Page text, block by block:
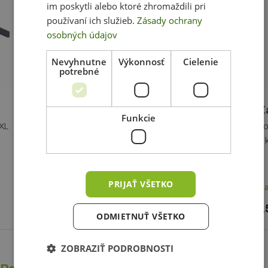
Záťažový kruh na vodu, 12 l
lepšiu stabilitu vlajky, je vhodný predovšetkým
pre vlajky veľkosti L a XL.
(ihneď)
bez DPH
im poskytli alebo ktoré zhromaždili pri
používaní ich služieb.Zásady ochrany
osobných údajov
Nevyhnutne
potrebné
Výkonnosť Cielenie
Funkcie
PRIJAŤ VŠETKO
ODMIETNUŤ VŠETKO
ZOBRAZIŤ PODROBNOSTI